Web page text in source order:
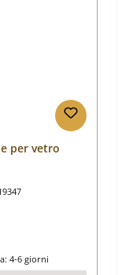
per vetro
4-6 giorni